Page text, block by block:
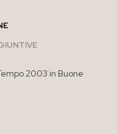
2003 in Buone